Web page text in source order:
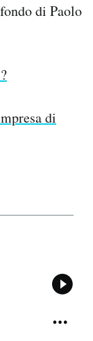
di Paolo
di